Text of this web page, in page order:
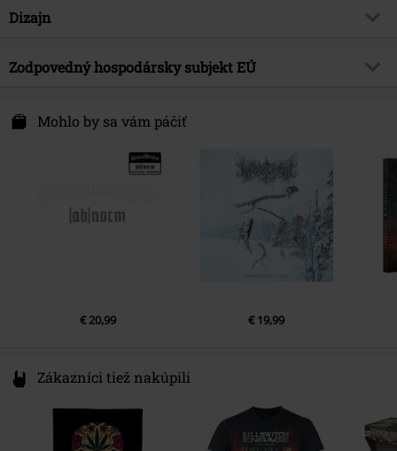
Tovar č.
hudobný žáner
Oi!
Kapela
Dizajn
Typ výrobku
CD
Zodpovedný hospodársky subjekt EÚ
Im Klint 12
30938 Burgwedel
Mohlo by sa vám páčiť
€ 20,99 € 19,99
Zákazníci tiež nakúpili